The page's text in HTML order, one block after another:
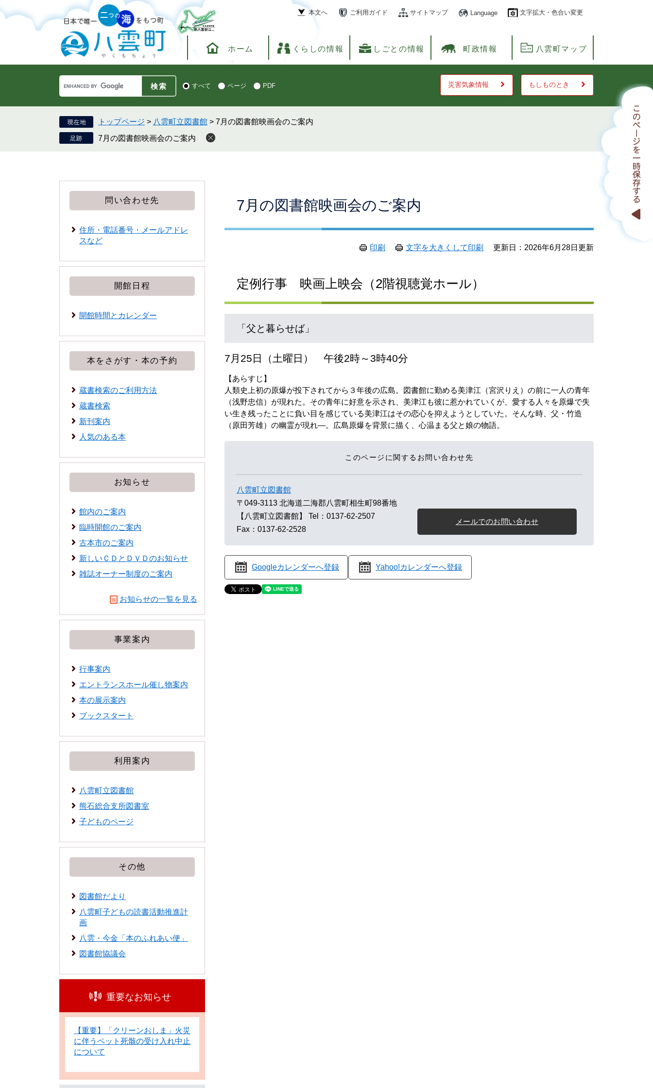
ー
で
ニ
ば
文
本文へ ご利用ガイド サイトマップ Language 文字拡大・色合い変更
ホーム くらしの情報 しごとの情報 町政情報 八雲町マップ
Google
カ
ス
タ
ム
検
検 すべて ページ PDF 災害気象情報 もしものとき
トップページ > 八雲町立図書館 > 7月の図書館映画会のご案内
7月の図書館映画会のご案内
7月の図書館映画会のご案内
印刷 文字を大きくして印刷 更新日：2026年6月28日更新
定例行事 映画上映会（2階視聴覚ホール）
「父と暮らせば」
7月25日（土曜日） 午後2時～3時40分
【あらすじ】
人類史上初の原爆が投下されてから３年後の広島。図書館に勤める美津江（宮沢りえ）の前に一人の青年
（浅野忠信）が現れた。その青年に好意を示され、美津江も彼に惹かれていくが、愛する人々を原爆で失
い生き残ったことに負い目を感じている美津江はその恋心を抑えようとしていた。そんな時、父・竹造
（原田芳雄）の幽霊が現れ―。広島原爆を背景に描く、心温まる父と娘の物語。
このページに関するお問い合わせ先
八雲町立図書館
〒049-3113 北海道二海郡八雲町相生町98番地
【八雲町立図書館】
Tel：0137-62-2507
Fax：0137-62-2528
メールでのお問い合わせ
Googleカレンダーへ登録 Yahoo!カレンダーへ登録
問い合わせ先
住所・電話番号・メールアドレ
スなど
開館日程
開館時間とカレンダー
本をさがす・本の予約
蔵書検索のご利用方法
蔵書検索
新刊案内
人気のある本
お知らせ
館内のご案内
臨時開館のご案内
古本市のご案内
新しいＣＤとＤＶＤのお知らせ
雑誌オーナー制度のご案内
お知らせの一覧を見る
事業案内
行事案内
エントランスホール催し物案内
本の展示案内
ブックスタート
利用案内
八雲町立図書館
熊石総合支所図書室
子どものページ
その他
図書館だより
八雲町子どもの読書活動推進計
画
八雲・今金「本のふれあい便」
図書館協議会
重要なお知らせ
【重要】「クリーンおしま」火災
に伴うペット死骸の受け入れ中止
について